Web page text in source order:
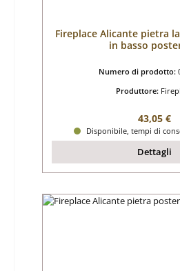
Fireplace Alicante pietra
in basso
Numero di prodotto:
Produttore:
Prezzo
43,05 €
Disponibile, tempi di
Dettagli